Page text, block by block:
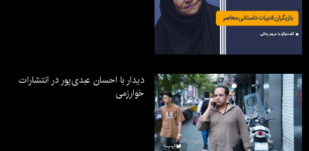
دیدار با احسان عبدی‌پور در انتشارات
خوارزمی